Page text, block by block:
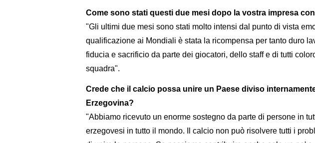
Come sono stati questi due mesi dopo la vostra impresa
"Gli ultimi due mesi sono stati molto intensi dal punto di vista
qualificazione ai Mondiali è stata la ricompensa per tanto duro
fiducia e sacrificio da parte dei giocatori, dello staff e di tutti
squadra".
Crede che il calcio possa unire un Paese diviso
Erzegovina?
"Abbiamo ricevuto un enorme sostegno da parte di persone in
erzegovesi in tutto il mondo. Il calcio non può risolvere tutti i